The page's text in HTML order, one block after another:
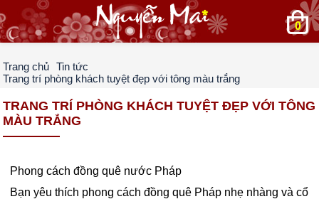
0
Trang chủ
Tin tức
Trang trí phòng khách tuyệt đẹp với tông màu trắng
TRANG TRÍ PHÒNG KHÁCH TUYỆT ĐẸP VỚI TÔNG
MÀU TRẮNG
Phong cách đồng quê nước Pháp
Bạn yêu thích phong cách đồng quê Pháp nhẹ nhàng và cổ